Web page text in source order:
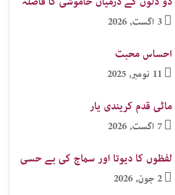
3 اگست, 2026
احساس محبت
11 نومبر, 2025
ماٹی قدم کریندی یار
7 اگست, 2026
لفظوں کا دیوتا اور سماج کی بے حسی
2 جون, 2026